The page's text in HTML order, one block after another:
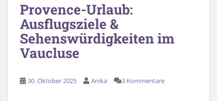
Provence-Urlaub:
Ausflugsziele &
Sehenswürdigkeiten im
Vaucluse
30. Oktober 2025 Anika 3 Kommentare